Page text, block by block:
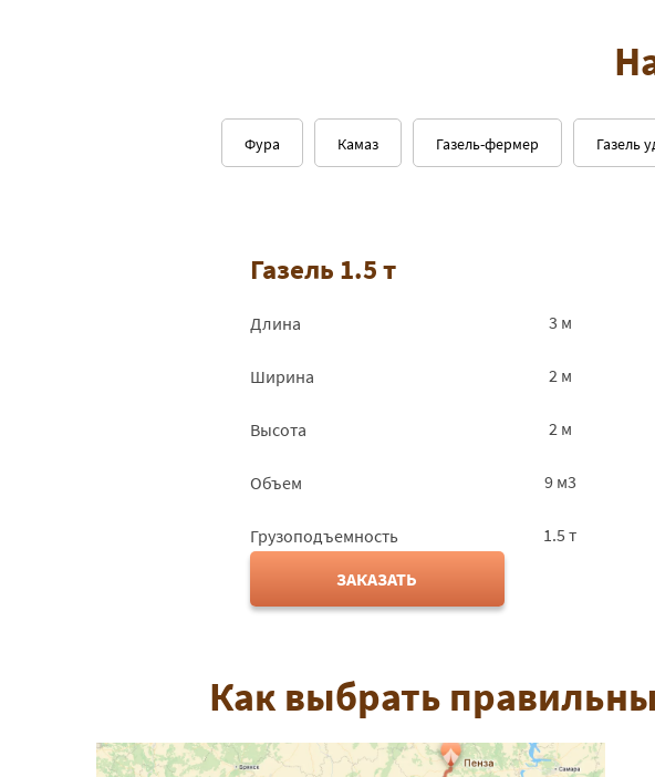
Газель
Газель-фермер
Камаз
Фура
Газель 1.5 т
Длина 3 м
Ширина 2 м
Высота 2 м
Объем 9 м3
Грузоподъемность
1.5 т
ЗАКАЗАТЬ
Как выбрать